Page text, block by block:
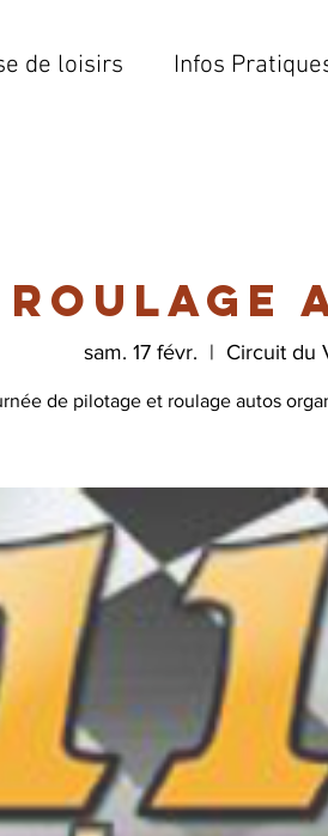
de loisirs Infos
Roulage
sam. 17 févr.
  |
Circuit du
de pilotage et roulage autos